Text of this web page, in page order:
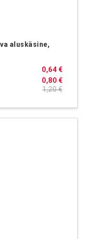
aluskäsine,
0,80 €
0,64 €
1,20 €